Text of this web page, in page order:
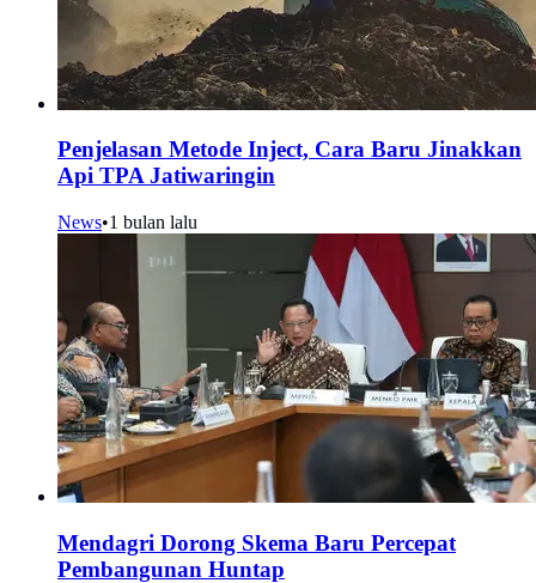
Penjelasan Metode Inject, Cara Baru Jinakkan
Api TPA Jatiwaringin
News•1 bulan lalu
Mendagri Dorong Skema Baru Percepat
Pembangunan Huntap